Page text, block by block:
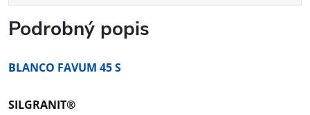
Podrobný popis
BLANCO FAVUM 45 S
SILGRANIT®